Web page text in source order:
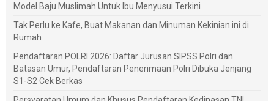
Model Baju Muslimah Untuk Ibu Menyusui Terkini
Tak Perlu ke Kafe, Buat Makanan dan Minuman Kekinian ini di
Rumah
Pendaftaran POLRI 2026: Daftar Jurusan SIPSS Polri dan
Batasan Umur, Pendaftaran Penerimaan Polri Dibuka Jenjang
S1-S2 Cek Berkas